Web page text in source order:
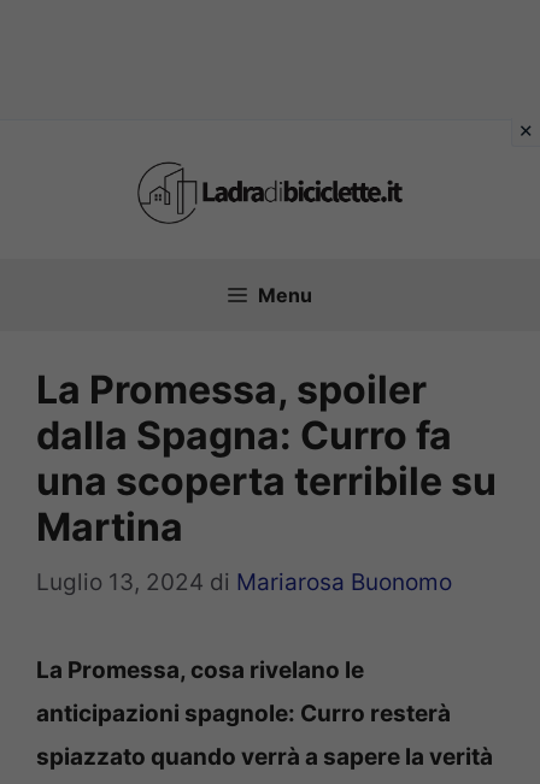
Menu
La Promessa, spoiler
dalla Spagna: Curro fa
una scoperta terribile su
Martina
Luglio 13, 2024 di Mariarosa Buonomo
La Promessa, cosa rivelano le
anticipazioni spagnole: Curro resterà
spiazzato quando verrà a sapere la verità